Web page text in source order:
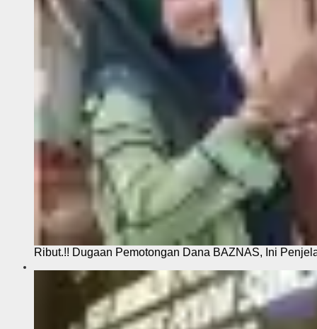
Ribut.!! Dugaan Pemotongan Dana BAZNAS, Ini